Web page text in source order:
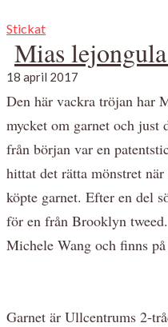
Stickat
Mias
18 april 2017
Den här vackra tröjan har
mycket om garnet och just
från början var en
hittat det rätta mönstret
köpte garnet. Efter en del
för en från Brooklyn
Michele Wang och finns på
Garnet är Ullcentrums 2-